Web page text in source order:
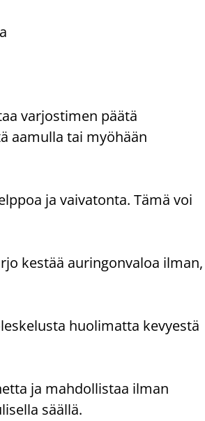
varjostimen päätä
aamulla tai myöhään
ja vaivatonta. Tämä voi
kestää auringonvaloa ilman,
huolimatta kevyestä
ja mahdollistaa ilman
säällä.